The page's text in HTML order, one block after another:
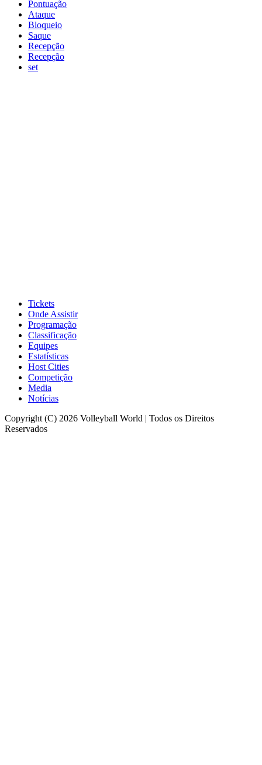
Pontuação
Ataque
Bloqueio
Saque
Recepção
Recepção
set
Tickets
Onde Assistir
Programação
Classificação
Equipes
Estatísticas
Host Cities
Competição
Media
Notícias
Copyright (C) 2026 Volleyball World | Todos os Direitos
Reservados